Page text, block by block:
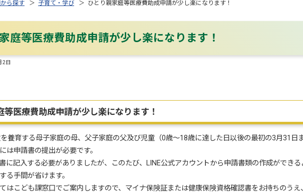
ら探す ＞ 子育て・学び ＞ ひとり親家庭等医療費助成申請が少し楽になります！
庭等医療費助成申請が少し楽になります！
2日
等医療費助成申請が少し楽になります！
養育する母子家庭の母、父子家庭の父及び児童（0歳～18歳に達した日以後の最初の3月31日
は申請書の提出が必要です。
に記入する必要がありましたが、このたび、LINE公式アカウントから申請書類の作成ができ
る手間が省けます。
はこども課窓口でご案内しますので、マイナ保険証または健康保険資格確認書をお持ちのうえ